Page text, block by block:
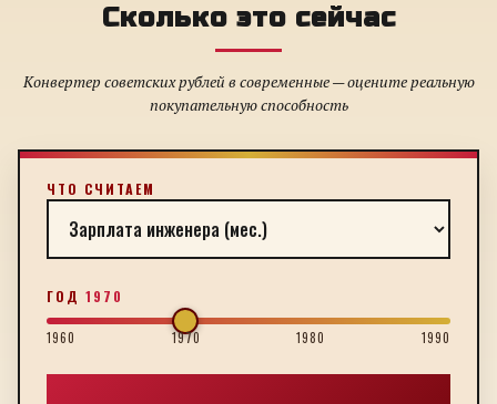
Сколько это сейчас
Конвертер советских рублей в современные — оцените реальную
покупательную способность
ЧТО СЧИТАЕМ
ГОД 1970
1960 1970 1980 1990